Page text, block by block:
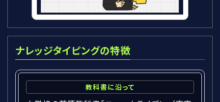
ナレッジタイピングの特徴
教科書に沿って